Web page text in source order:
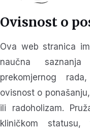
Ovisnost o
Ova web stranica
naučna
prekomjernog
ovisnost o
ili radoholizam.
kliničkom statusu,